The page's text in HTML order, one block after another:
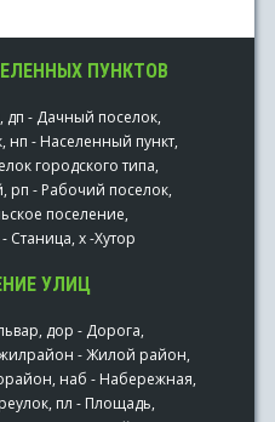
ПУНКТОВ
дп - Дачный поселок,
нп - Населенный пункт,
городского типа,
рп - Рабочий поселок,
поселение,
Станица, х -Хутор
УЛИЦ
дор - Дорога,
- Жилой район,
наб - Набережная,
пл - Площадь,